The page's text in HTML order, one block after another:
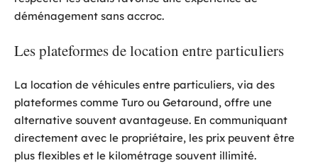
déménagement sans accroc.
Les plateformes de location entre particuliers
La location de véhicules entre particuliers, via des
plateformes comme Turo ou Getaround, offre une
alternative souvent avantageuse. En communiquant
directement avec le propriétaire, les prix peuvent être
plus flexibles et le kilométrage souvent illimité.